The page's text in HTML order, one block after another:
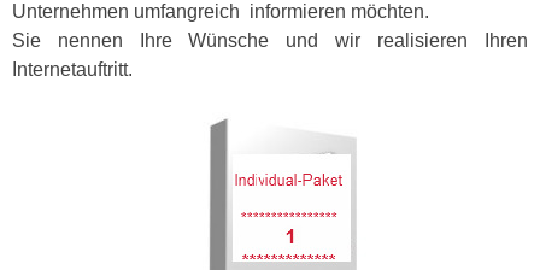
Unternehmen umfangreich informieren möchten.
Sie nennen Ihre Wünsche und wir realisieren Ihren
Internetauftritt.